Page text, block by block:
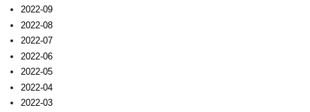
2022-09
2022-08
2022-07
2022-06
2022-05
2022-04
2022-03